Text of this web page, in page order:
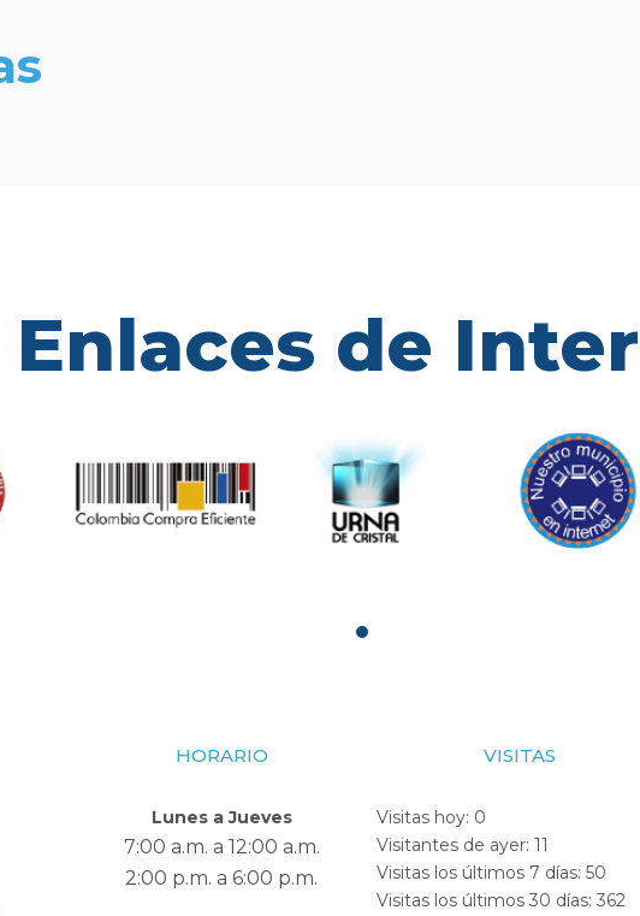
Enlaces de
HORARIO
Lunes a Jueves
7:00 a.m. a 12:00 a.m.
2:00 p.m. a 6:00 p.m.
VISITAS
Visitas hoy: 0
Visitantes de ayer: 11
Visitas los últimos 7 días: 50
Visitas los últimos 30 días: 362